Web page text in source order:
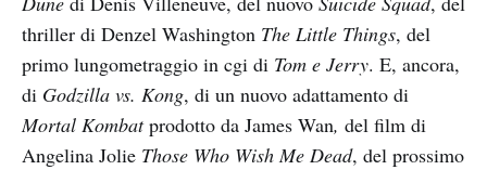
thriller di Denzel Washington The Little Things, del
primo lungometraggio in cgi di Tom e Jerry. E, ancora,
di Godzilla vs. Kong, di un nuovo adattamento di
Mortal Kombatprodotto da James Wan, del film di
Angelina Jolie Those Who Wish Me Dead, del prossimo